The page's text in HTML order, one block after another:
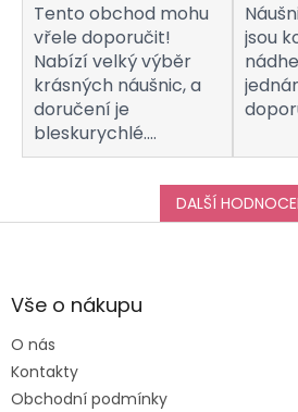
Tento obchod mohu
vřele doporučit!
Nabízí velký výběr
krásných náušnic, a
doručení je
bleskurychlé.
Komunikaci s
obchodem hodnotím
taktéž na jedničku!
Děkuji za vše, a určitě
jsou
DALŠÍ
Z
aVše o nákupu
O nás
Kontakty
Obchodní podmínky